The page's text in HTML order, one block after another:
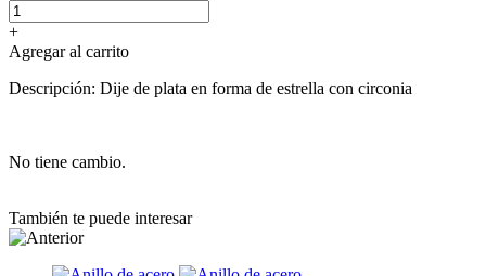
+
Agregar al carrito
Descripción: Dije de plata en forma de estrella con circonia
No tiene cambio.
También te puede interesar